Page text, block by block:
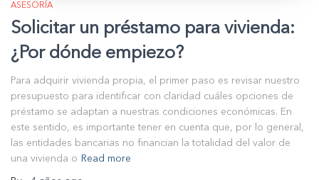
ASESORÍA
Solicitar un préstamo para vivienda:
¿Por dónde empiezo?
Para adquirir vivienda propia, el primer paso es revisar nuestro
presupuesto para identificar con claridad cuáles opciones de
préstamo se adaptan a nuestras condiciones económicas. En
este sentido, es importante tener en cuenta que, por lo general,
las entidades bancarias no financian la totalidad del valor de
una vivienda o Read more